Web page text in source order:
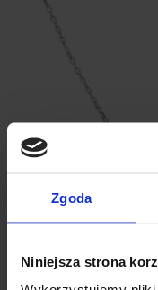
Zgoda
Niniejsza strona
Naszyjnik